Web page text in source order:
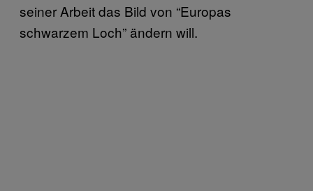
seiner Arbeit das Bild von “Europas
schwarzem Loch” ändern will.